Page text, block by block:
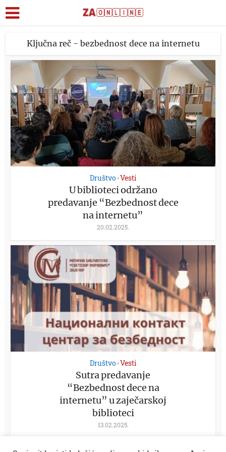
Ključna reč - bezbednost dece na internetu
Društvo•Vesti
U biblioteci održano
predavanje “Bezbednost dece
na internetu”
20.02.2025.
Društvo•Vesti
Sutra predavanje
“Bezbednost dece na
internetu” u zaječarskoj
biblioteci
13.02.2025.